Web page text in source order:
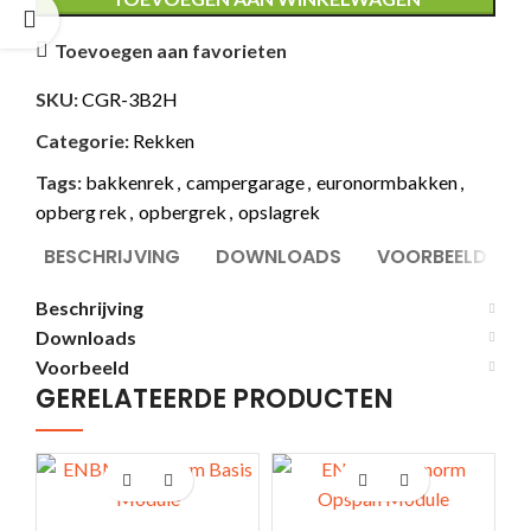
Toevoegen aan favorieten
SKU:CGR-3B2H
Categorie: Rekken
Tags: bakkenrek , campergarage, euronormbakken,
opberg rek , opbergrek , opslagrek
BESCHRIJVING DOWNLOADS VOORBEELD
Beschrijving
Downloads
Voorbeeld
GERELATEERDE PRODUCTEN